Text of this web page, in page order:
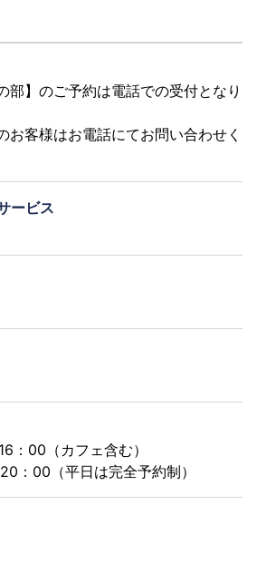
】のご予約は電話での受付となり
客様はお電話にてお問い合わせく
ービス
：00（カフェ含む）
：00（平日は完全予約制）